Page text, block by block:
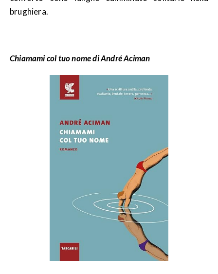
brughiera.
Chiamami col tuo nome di André Aciman